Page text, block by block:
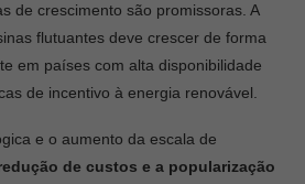
de crescimento são promissoras. A
flutuantes deve crescer de forma
em países com alta disponibilidade
de incentivo à energia renovável.
e o aumento da escala de
de custos e a popularização